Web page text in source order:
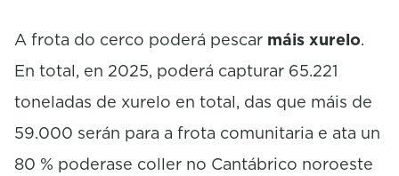
n
s
A frota do cerco poderá pescar máis xurelo.
En total, en 2025, poderá capturar 65.221
toneladas de xurelo en total, das que máis de
59.000 serán para a frota comunitaria e ata un
80 % poderase coller no Cantábrico noroeste